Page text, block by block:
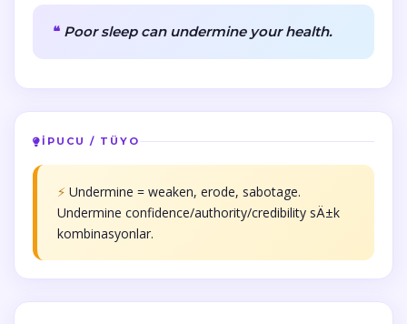
Poor sleep can undermine your health.
İPUCU / TÜYO
⚡ Undermine = weaken, erode, sabotage.
Undermine confidence/authority/credibility sÄ±k
kombinasyonlar.